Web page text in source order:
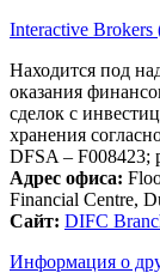
Interactive
Находится под
оказания
сделок с
хранения
DFSA – F008423;
Адрес офиса:
Financial Centre,
Сайт: DIFC
Информация о